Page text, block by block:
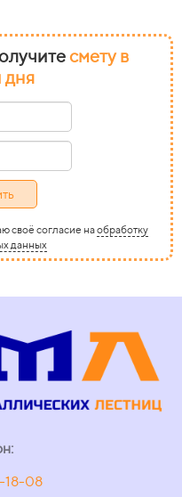
смету в
дня
своё согласие наобработку
данных
18-08